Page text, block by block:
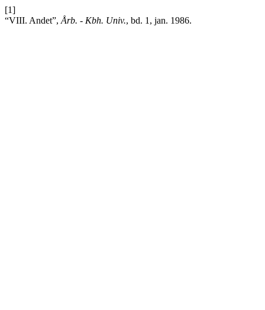
[1]
“VIII. Andet”, Årb. - Kbh. Univ., bd. 1, jan. 1986.